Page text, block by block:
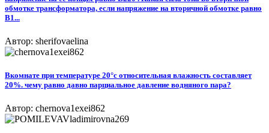
обмотке трансформатора, если напряжение на вторичной обмотке равно
B1...
Автор: sherifovaelina
Вкомнате при температуре 20°c относительная влажность составляет
20%. чему равно давно парциальное давление водняного пара?
Автор: chernova1exei862